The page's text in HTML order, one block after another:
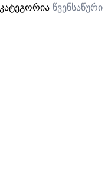
კატეგორია Წვენსაწური